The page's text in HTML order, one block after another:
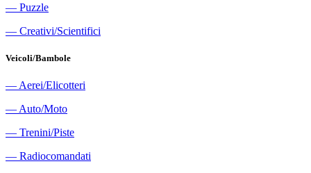
― Puzzle
― Creativi/Scientifici
Veicoli/Bambole
― Aerei/Elicotteri
― Auto/Moto
― Trenini/Piste
― Radiocomandati